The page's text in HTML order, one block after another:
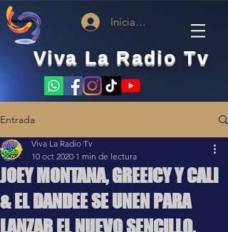
Viva La Radio Tv
Iniciar sesión
Entrada
JOEY MONTANA, GREEICY Y CALI
& EL DANDEE SE UNEN PARA
LANZAR EL NUEVO SENCILLO,
Viva La Radio Tv
10 oct 2020 1 min de lectura